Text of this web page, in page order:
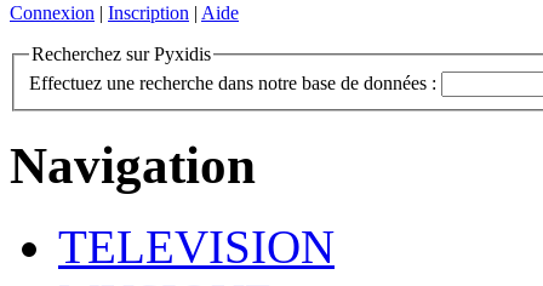
Connexion | Inscription | Aide
Recherchez sur Pyxidis
Effectuez une recherche dans notre base de données :
Navigation
TELEVISION